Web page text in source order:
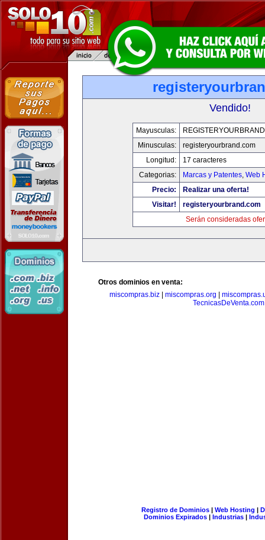
Vendido!
Mayusculas:
Minusculas:
registeryourbrand.com
Longitud:
17 caracteres
Categorias:
Marcas y Patentes, Web
Precio:
Realizar una oferta!
Visitar!
registeryourbrand.com
Serán consideradas
Otros dominios en venta:
miscompras.biz| miscompras.org
TecnicasDeVenta.com
Registro de Dominios| Web Hosting |
Dominios Expirados | Industrias |